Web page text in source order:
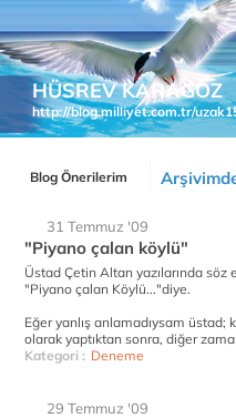
HÜSREV KARAGÖZ
http://blog.milliyet.com.tr/
Blog Önerilerim
31 Temmuz '09
"Piyano çalan köylü"
Üstad Çetin Altan yazılarında söz
"Piyano çalan Köylü..."diye.
Eğer yanlış anlamadıysam üstad;
olarak yaptıktan sonra, diğer
Kategori : Deneme
29 Temmuz '09